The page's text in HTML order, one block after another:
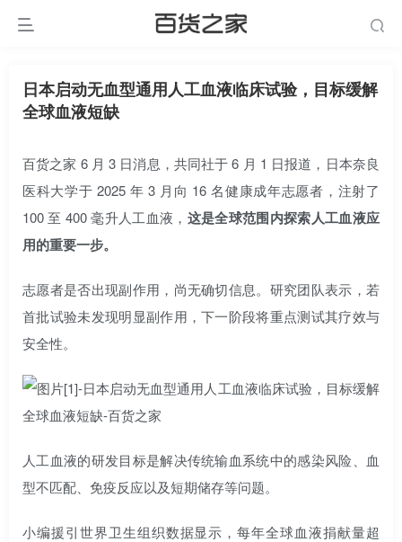
日本启动无血型通用人工血液临床试验，目标缓解
全球血液短缺
百货之家 6 月 3 日消息，共同社于 6 月 1 日报道，日本奈良
医科大学于 2025 年 3 月向 16 名健康成年志愿者，注射了
100 至 400 毫升人工血液， 这是全球范围内探索人工血液应
用的重要一步。
志愿者是否出现副作用，尚无确切信息。研究团队表示，若
首批试验未发现明显副作用，下一阶段将重点测试其疗效与
安全性。
人工血液的研发目标是解决传统输血系统中的感染风险、血
型不匹配、免疫反应以及短期储存等问题。
小编援引世界卫生组织数据显示，每年全球血液捐献量超